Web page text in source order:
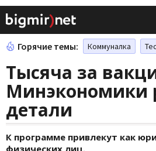
Горячие темы: Коммуналка
Тысяча за
Минэкономики
детали
К программе привлекут как